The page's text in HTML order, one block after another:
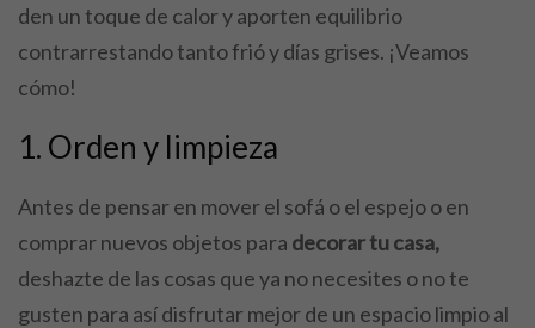
den un toque de calor y aporten equilibrio
contrarrestando tanto frió y días grises. ¡Veamos
cómo!
1. Orden y limpieza
Antes de pensar en mover el sofá o el espejo o en
comprar nuevos objetos para decorar tu casa,
deshazte de las cosas que ya no necesites o no te
gusten para así disfrutar mejor de un espacio limpio al